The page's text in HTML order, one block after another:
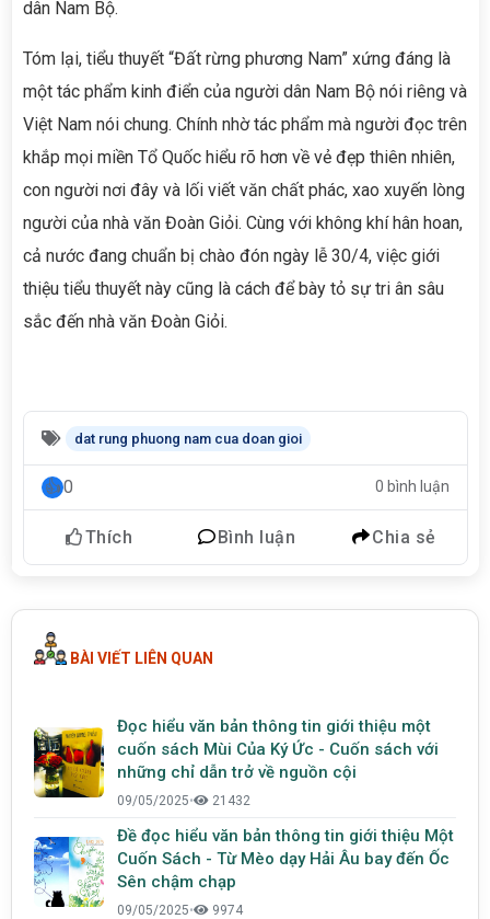
dân Nam Bộ.
Tóm lại, tiểu thuyết “Đất rừng phương Nam” xứng đáng là
một tác phẩm kinh điển của người dân Nam Bộ nói riêng và
Việt Nam nói chung. Chính nhờ tác phẩm mà người đọc trên
khắp mọi miền Tổ Quốc hiểu rõ hơn về vẻ đẹp thiên nhiên,
con người nơi đây và lối viết văn chất phác, xao xuyến lòng
người của nhà văn Đoàn Giỏi. Cùng với không khí hân hoan,
cả nước đang chuẩn bị chào đón ngày lễ 30/4, việc giới
thiệu tiểu thuyết này cũng là cách để bày tỏ sự tri ân sâu
sắc đến nhà văn Đoàn Giỏi.
dat rung phuong nam cua doan gioi
0 0 bình luận
Thích Bình luận Chia sẻ
BÀI VIẾT LIÊN QUAN
Đọc hiểu văn bản thông tin giới thiệu một
cuốn sách Mùi Của Ký Ức - Cuốn sách với
những chỉ dẫn trở về nguồn cội
09/05/2025• 21432
Đề đọc hiểu văn bản thông tin giới thiệu Một
Cuốn Sách - Từ Mèo dạy Hải Âu bay đến Ốc
Sên chậm chạp
09/05/2025• 9974